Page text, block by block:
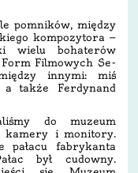
pomników, między
kompozytora —
wielu bohaterów
Filmowych Se-
innymi: miś
także Ferdynand
do muzeum
kamery i monitory.
pałacu fabrykanta
był cudowny.